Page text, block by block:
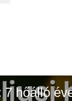
hőálló